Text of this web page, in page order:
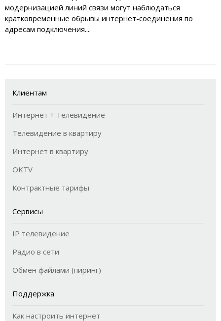
модернизацией линий связи могут наблюдаться
кратковременные обрывы интернет-соединения по
адресам подключения....
Клиентам
Интернет + Телевидение
Телевидение в квартиру
Интернет в квартиру
OKTV
Контрактные тарифы
Сервисы
IP телевидение
Радио в сети
Обмен файлами (пиринг)
Поддержка
Как настроить интернет